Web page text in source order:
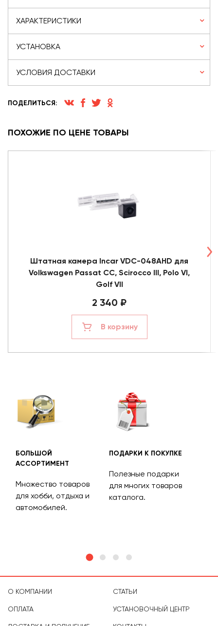
ХАРАКТЕРИСТИКИ
УСТАНОВКА
УСЛОВИЯ ДОСТАВКИ
ПОДЕЛИТЬСЯ:
ПОХОЖИЕ ПО ЦЕНЕ ТОВАРЫ
Штатная камера Incar VDC-048AHD для
Volkswagen Passat CC, Scirocco III, Polo VI,
Golf VII
2 340 ₽
В корзину
БОЛЬШОЙ
АССОРТИМЕНТ
Множество товаров
для хобби, отдыха и
автомобилей.
ПОДАРКИ К ПОКУПКЕ
Полезные подарки
для многих товаров
каталога.
О КОМПАНИИ
ОПЛАТА
СТАТЬИ
УСТАНОВОЧНЫЙ ЦЕНТР